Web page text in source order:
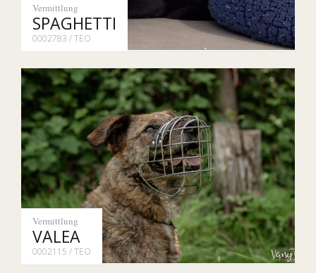
Vermittlung
SPAGHETTI
0002783 / TEO
Vermittlung
VALEA
0002115 / TEO